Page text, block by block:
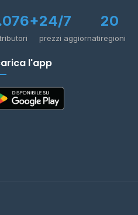
24/7
prezzi aggiornati
20
regioni
l'app